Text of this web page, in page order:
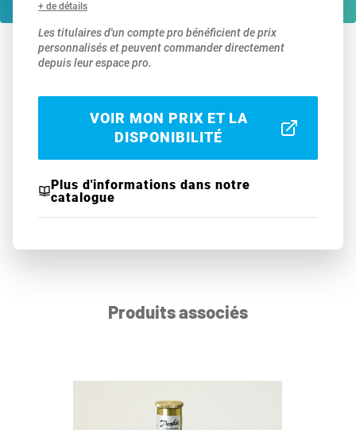
+ de détails
Les titulaires d'un compte pro bénéficient de prix
personnalisés et peuvent commander directement
depuis leur espace pro.
VOIR MON PRIX ET LA
DISPONIBILITÉ
Plus d'informations dans notre
catalogue
Produits associés